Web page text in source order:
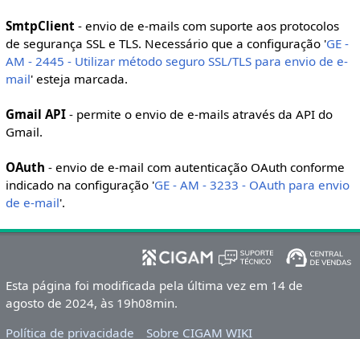
SmtpClient- envio de e-mails com suporte aos protocolos
de segurança SSL e TLS. Necessário que a configuração 'GE -
AM - 2445 - Utilizar método seguro SSL/TLS para envio de e-
mail' esteja marcada.
Gmail API- permite o envio de e-mails através da API do
Gmail.
OAuth - envio de e-mail com autenticação OAuth conforme
indicado na configuração 'GE - AM - 3233 - OAuth para envio
de e-mail'.
Esta página foi modificada pela última vez em 14 de
agosto de 2024, às 19h08min.
Política de privacidade
Sobre CIGAM WIKI